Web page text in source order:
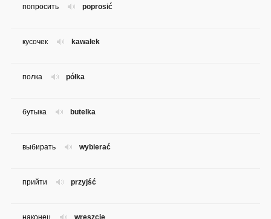
poprosić
попросить
kawałek
кусочек
półka
полка
butelka
бутыка
wybierać
выбирать
przyjść
прийти
wreszcie
наконец